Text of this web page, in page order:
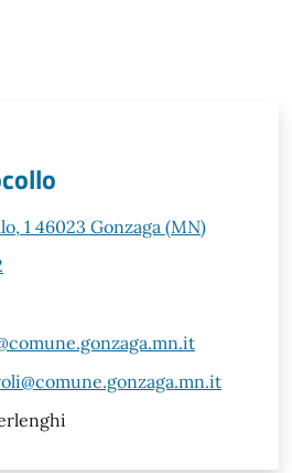
1 46023 Gonzaga (MN)